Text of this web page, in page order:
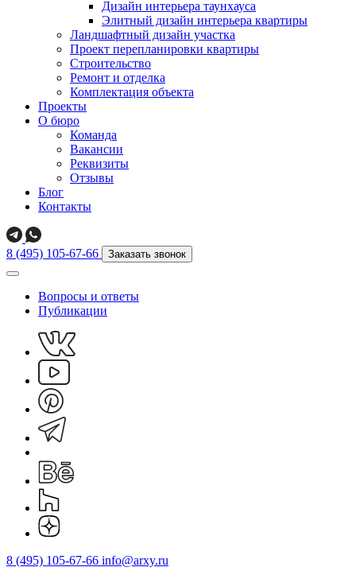
Дизайн интерьера таунхауса
Элитный дизайн интерьера квартиры
Ландшафтный дизайн участка
Проект перепланировки квартиры
Строительство
Ремонт и отделка
Комплектация объекта
Проекты
О бюро
Команда
Вакансии
Реквизиты
Отзывы
Блог
Контакты
8 (495) 105-67-66 Заказать звонок
Вопросы и ответы
Публикации
8 (495) 105-67-66 info@arxy.ru